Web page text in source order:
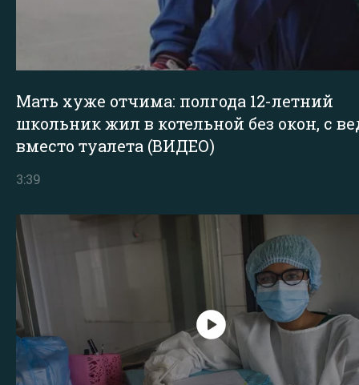
Мать хуже отчима: полгода 12-летний
школьник жил в котельной без окон, с
вместо туалета (ВИДЕО)
3:39